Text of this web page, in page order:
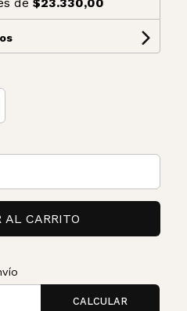
de $23.330,00
AL CARRITO
CALCULAR